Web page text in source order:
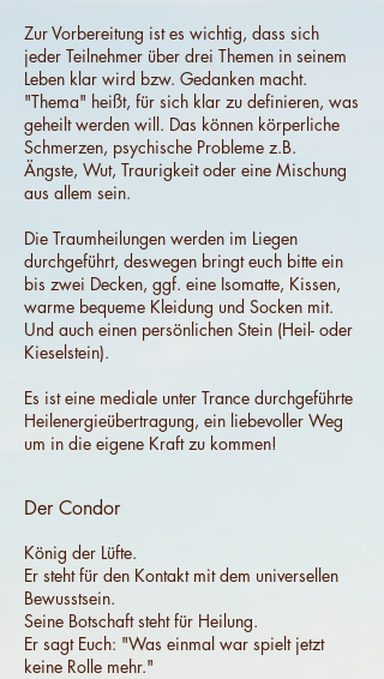
Zur Vorbereitung ist es wichtig, dass sich
jeder Teilnehmer über drei Themen in seinem
Leben klar wird bzw. Gedanken macht.
"Thema" heißt, für sich klar zu definieren, was
geheilt werden will. Das können körperliche
Schmerzen, psychische Probleme z.B.
Ängste, Wut, Traurigkeit oder eine Mischung
aus allem sein.
Die Traumheilungen werden im Liegen
durchgeführt, deswegen bringt euch bitte ein
bis zwei Decken, ggf. eine Isomatte, Kissen,
warme bequeme Kleidung und Socken mit.
Und auch einen persönlichen Stein (Heil- oder
Kieselstein).
Es ist eine mediale unter Trance durchgeführte
Heilenergieübertragung, ein liebevoller Weg
um in die eigene Kraft zu kommen!
Der Condor
König der Lüfte.
Er steht für den Kontakt mit dem universellen
Bewusstsein.
Seine Botschaft steht für Heilung.
Er sagt Euch: "Was einmal war spielt jetzt
keine Rolle mehr."